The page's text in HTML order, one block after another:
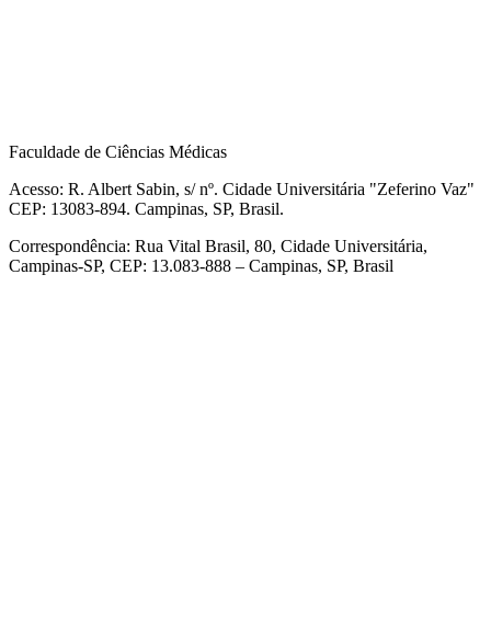
Faculdade de Ciências Médicas
Acesso: R. Albert Sabin, s/ nº. Cidade Universitária "Zeferino Vaz"
CEP: 13083-894. Campinas, SP, Brasil.
Correspondência: Rua Vital Brasil, 80, Cidade Universitária,
Campinas-SP, CEP: 13.083-888 – Campinas, SP, Brasil